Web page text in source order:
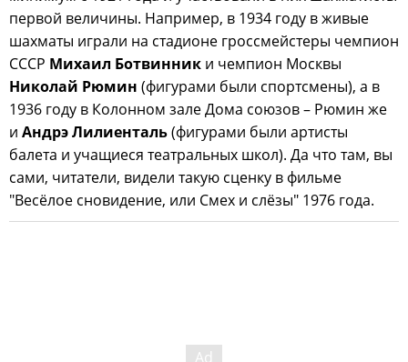
первой величины. Например, в 1934 году в живые
шахматы играли на стадионе гроссмейстеры чемпион
СССР Михаил Ботвинник и чемпион Москвы
Николай Рюмин (фигурами были спортсмены), а в
1936 году в Колонном зале Дома союзов – Рюмин же
и Андрэ Лилиенталь(фигурами были артисты
балета и учащиеся театральных школ). Да что там, вы
сами, читатели, видели такую сценку в фильме
"Весёлое сновидение, или Смех и слёзы" 1976 года.